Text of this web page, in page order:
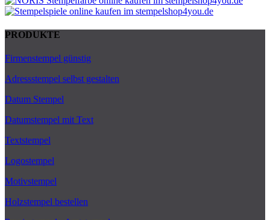
PRODUKTE
Firmenstempel günstig
Adressstempel selbst gestalten
Datum Stempel
Datumstempel mit Text
Textstempel
Logostempel
Motivstempel
Holzstempel bestellen